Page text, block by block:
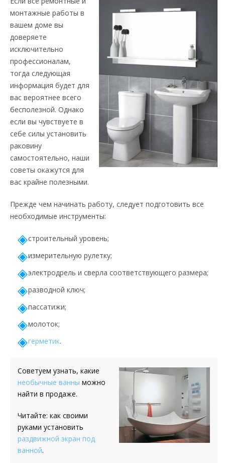
монтажные работы в
вашем доме вы
доверяете
исключительно
профессионалам,
тогда следующая
информация будет для
вас вероятнее всего
бесполезной. Однако
если вы чувствуете в
себе силы установить
раковину
самостоятельно, наши
советы окажутся для
вас крайне полезными.
Прежде чем начинать работу, следует подготовить все
необходимые инструменты:
строительный уровень;
измерительную рулетку;
электродрель и сверла соответствующего размера;
разводной ключ;
пассатижи;
молоток;
герметик.
Советуем узнать, какие
необычные ванны можно
найти в продаже.
Читайте: как своими
руками установить
раздвижной экран под
ванной.